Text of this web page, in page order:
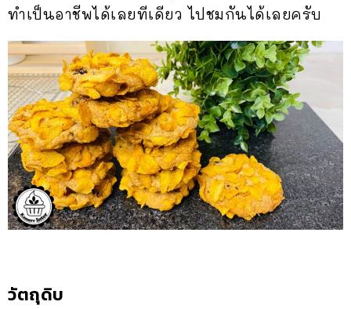
ทำเป็นอาชีพได้เลยทีเดียว ไปชมกันได้เลยครับ
วัตถุดิบ